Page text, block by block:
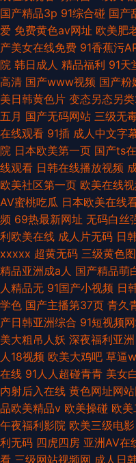
国产精品3p 91综合碰 国产
爱 免费黄色av网址 欧美肥
产美女在线免费 91香蕉污
院 韩日成人 精品福利 91天
高清 国产www视频 国产粉
美日韩黄色片 变态另态另
五月 国产无码网站 三级无
在线观看 91插 成人中文字
院 日本欧美第一页 国产ts
线观看 日韩在线播放视频
欧美社区第一页 欧美在线
AV蜜桃吃瓜 日本欧美在线
频 69热最新网址 无码白丝
利欧美在线 成人片无码 日
xxxxx 超黄无码 三级黄色
精品亚洲成a人 国产精品萌
人精品无 91国产小视频 日
学色 国产主播第37页 青久
产日韩亚洲综合 91短视频
美大粗吊人妖 深夜福利亚洲
人18视频 欧美大鸡吧 草逼
在线 91人人超碰青青 美女
内射后入在线 黄色网址网
品欧美精品v 欧美操碰 欧
午夜福利影院 欧美三级电影
利无码 四虎四房 亚洲AV在
看 三级网站视频网 成人日